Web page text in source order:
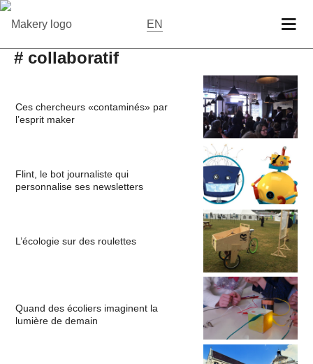
EN
# collaboratif
Ces chercheurs «contaminés» par
l’esprit maker
Flint, le bot journaliste qui
personnalise ses newsletters
L’écologie sur des roulettes
Quand des écoliers imaginent la
lumière de demain